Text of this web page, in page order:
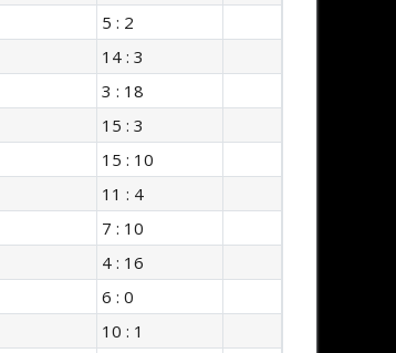
5 : 2
14 : 3
3 : 18
15 : 3
15 : 10
11 : 4
7 : 10
4 : 16
6 : 0
10 : 1